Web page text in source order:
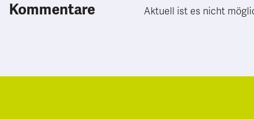
Kommentare Aktuell ist es nicht